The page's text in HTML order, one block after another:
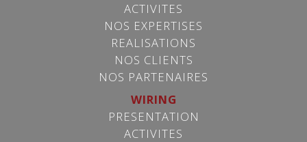
ACTIVITES
NOS EXPERTISES
REALISATIONS
NOS CLIENTS
NOS PARTENAIRES
WIRING
PRESENTATION
ACTIVITES